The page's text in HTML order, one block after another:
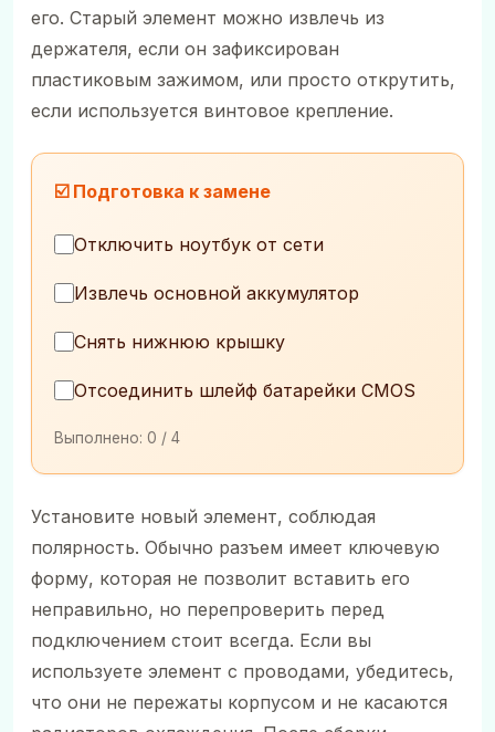
его. Старый элемент можно извлечь из
держателя, если он зафиксирован
пластиковым зажимом, или просто открутить,
если используется винтовое крепление.
☑️ Подготовка к замене
Отключить ноутбук от сети
Извлечь основной аккумулятор
Снять нижнюю крышку
Отсоединить шлейф батарейки CMOS
Выполнено: 0 / 4
Установите новый элемент, соблюдая
полярность. Обычно разъем имеет ключевую
форму, которая не позволит вставить его
неправильно, но перепроверить перед
подключением стоит всегда. Если вы
используете элемент с проводами, убедитесь,
что они не пережаты корпусом и не касаются